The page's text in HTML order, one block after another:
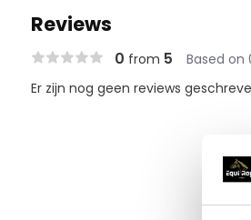
Reviews
0 from 5 Based on
Er zijn nog geen reviews